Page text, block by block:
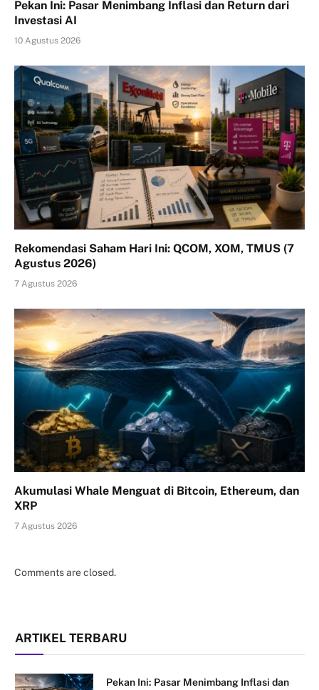
Pekan Ini: Pasar Menimbang Inflasi dan Return dari
Investasi AI
10 Agustus 2026
Rekomendasi Saham Hari Ini: QCOM, XOM, TMUS (7
Agustus 2026)
7 Agustus 2026
Akumulasi Whale Menguat di Bitcoin, Ethereum, dan
XRP
7 Agustus 2026
Comments are closed.
ARTIKEL TERBARU
Pekan Ini: Pasar Menimbang Inflasi dan